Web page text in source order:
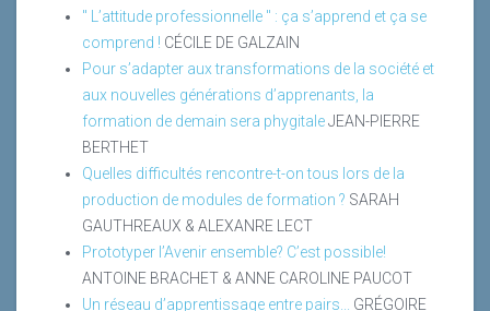
" L’attitude professionnelle " : ça s’apprend et ça se
comprend ! CÉCILE DE GALZAIN
Pour s’adapter aux transformations de la société et
aux nouvelles générations d’apprenants, la
formation de demain sera phygitaleJEAN-PIERRE
BERTHET
Quelles difficultés rencontre-t-on tous lors de la
production de modules de formation ? SARAH
GAUTHREAUX & ALEXANRE LECT
Prototyper l’Avenir ensemble? C’est possible!
ANTOINE BRACHET & ANNE CAROLINE PAUCOT
Un réseau d’apprentissage entre pairs...
GRÉGOIRE